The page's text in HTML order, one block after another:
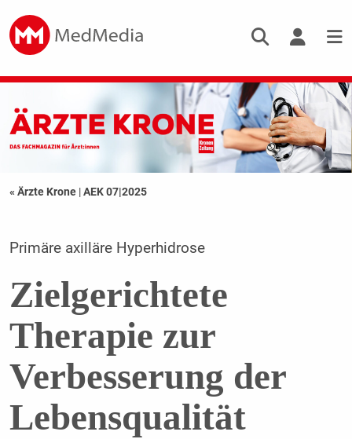
« Ärzte Krone |AEK 07|2025
Primäre axilläre Hyperhidrose
Zielgerichtete
Therapie zur
Verbesserung der
Lebensqualität